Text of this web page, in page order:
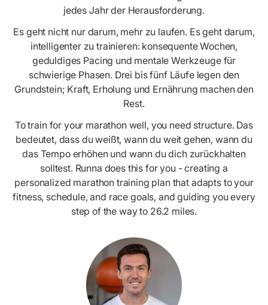
jedes Jahr der Herausforderung.
Es geht nicht nur darum, mehr zu laufen. Es geht darum,
intelligenter zu trainieren: konsequente Wochen,
geduldiges Pacing und mentale Werkzeuge für
schwierige Phasen. Drei bis fünf Läufe legen den
Grundstein; Kraft, Erholung und Ernährung machen den
Rest.
To train for your marathon well, you need structure. Das
bedeutet, dass du weißt, wann du weit gehen, wann du
das Tempo erhöhen und wann du dich zurückhalten
solltest. Runna does this for you - creating a
personalized marathon training plan that adapts to your
fitness, schedule, and race goals, and guiding you every
step of the way to 26.2 miles.